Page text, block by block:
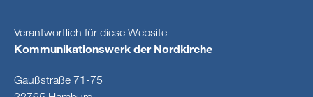
Verantwortlich für diese Website
Kommunikationswerk der Nordkirche
Gaußstraße 71-75